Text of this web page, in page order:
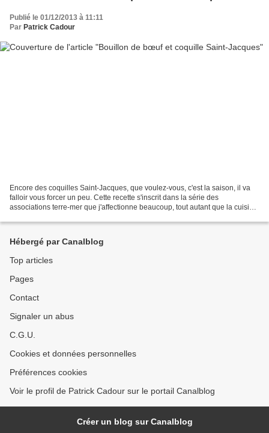
Publié le 01/12/2013 à 11:11
Par Patrick Cadour
Encore des coquilles Saint-Jacques, que voulez-vous, c'est la saison, il va
falloir vous forcer un peu. Cette recette s'inscrit dans la série des
associations terre-mer que j'affectionne beaucoup, tout autant que la cuisine
Hébergé par Canalblog
Top articles
Pages
Contact
Signaler un abus
C.G.U.
Cookies et données personnelles
Préférences cookies
Voir le profil de Patrick Cadour sur le portail Canalblog
Créer un blog sur Canalblog